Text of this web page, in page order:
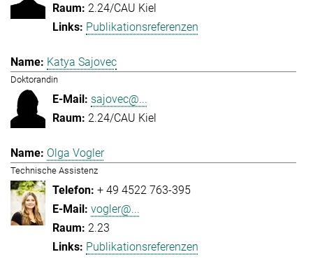
2.24/CAU Kiel
Publikationsreferenzen
Katya Sajovec
Doktorandin
sajovec@...
2.24/CAU Kiel
Olga Vogler
Technische Assistenz
+ 49 4522 763-395
vogler@...
2.23
Publikationsreferenzen